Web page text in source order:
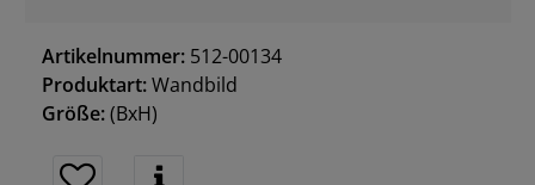
Artikelnummer: 512-00134
Produktart:Wandbild
Größe:(BxH)